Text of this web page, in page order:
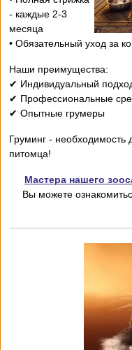
- каждые 2-3
месяца
• Обязательный уход за
Наши преимущества:
✔ Индивидуальный
✔ Профессиональные
✔ Опытные грумеры
Груминг - необходимость
питомца!
Мастера нашего
Вы можете